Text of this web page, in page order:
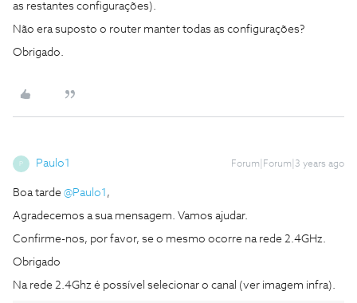
as restantes configurações).
Não era suposto o router manter todas as configurações?
Obrigado.
P Paulo1 Forum|Forum|3 years ago
Boa tarde @Paulo1 ,
Agradecemos a sua mensagem. Vamos ajudar.
Confirme-nos, por favor, se o mesmo ocorre na rede 2.4GHz.
Obrigado
Na rede 2.4Ghz é possível selecionar o canal (ver imagem infra).